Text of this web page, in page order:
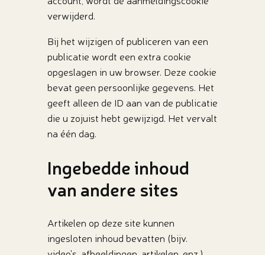
verwijderd.
Bij het wijzigen of publiceren van een
publicatie wordt een extra cookie
opgeslagen in uw browser. Deze cookie
bevat geen persoonlijke gegevens. Het
geeft alleen de ID aan van de publicatie
die u zojuist hebt gewijzigd. Het vervalt
na één dag.
Ingebedde inhoud
van andere sites
Artikelen op deze site kunnen
ingesloten inhoud bevatten (bijv.